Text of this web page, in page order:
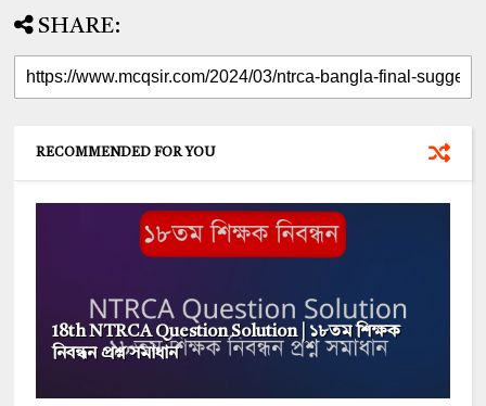
SHARE:
RECOMMENDED FOR YOU
18th NTRCA Question Solution | ১৮তম শিক্ষক
নিবন্ধন প্রশ্ন সমাধান